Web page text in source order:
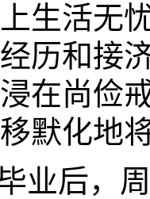
生活无
历和接
在尚俭
默化地
业后，